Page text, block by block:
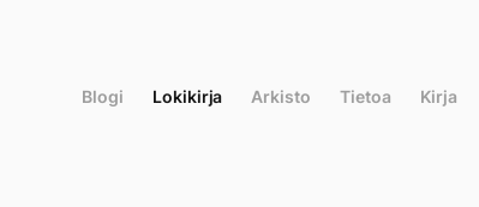
Blogi Lokikirja Arkisto Tietoa Kirja